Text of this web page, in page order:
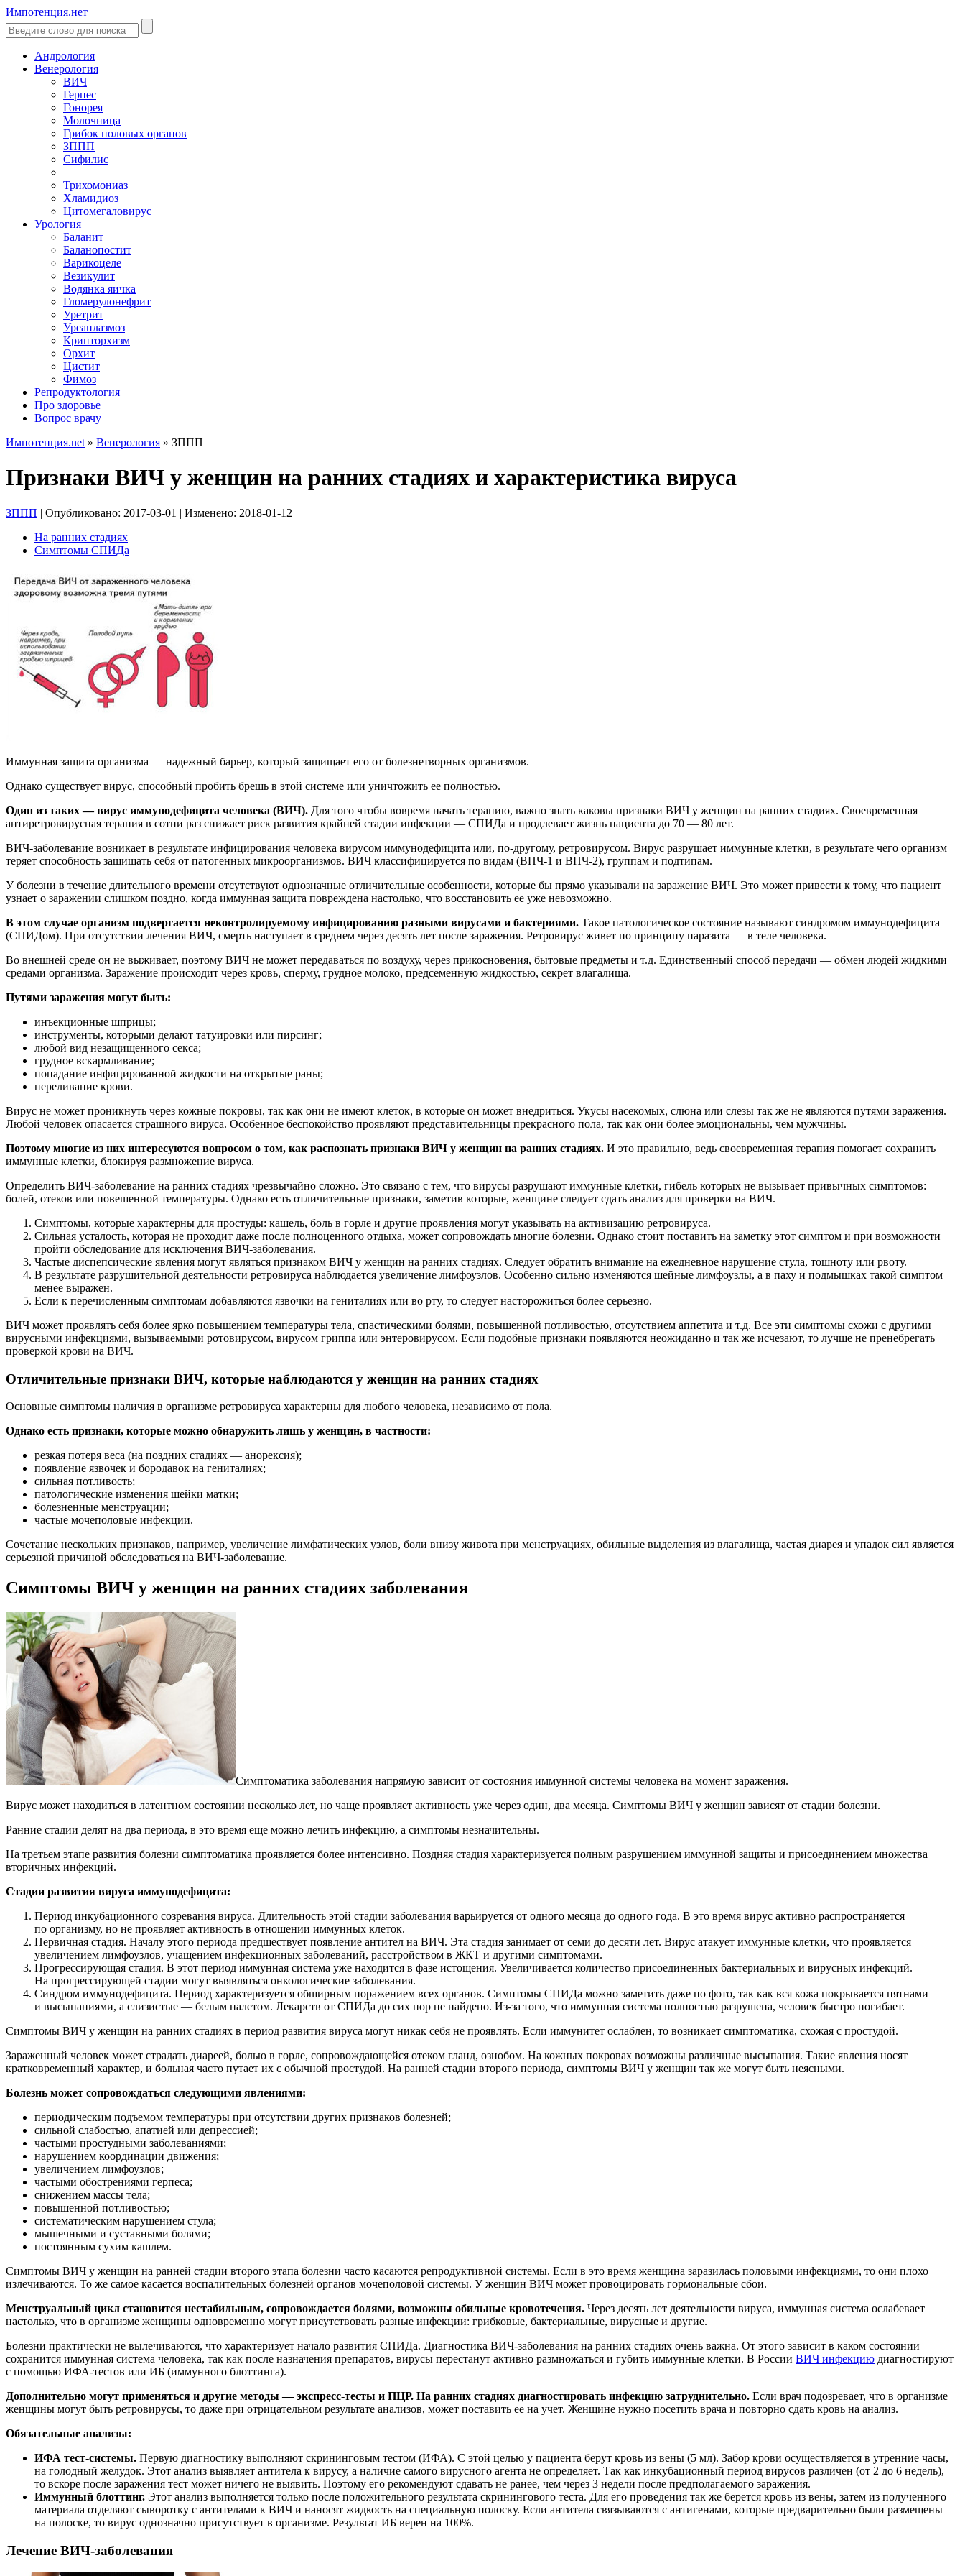
Импотенция.нет
Андрология
Венерология
ВИЧ
Герпес
Гонорея
Молочница
Грибок половых органов
ЗППП
Сифилис
Трихомониаз
Хламидиоз
Цитомегаловирус
Урология
Баланит
Баланопостит
Варикоцеле
Везикулит
Водянка яичка
Гломерулонефрит
Уретрит
Уреаплазмоз
Крипторхизм
Орхит
Цистит
Фимоз
Репродуктология
Про здоровье
Вопрос врачу
Импотенция.net » Венерология » ЗППП
Признаки ВИЧ у женщин на ранних стадиях и характеристика вируса
ЗППП | Опубликовано: 2017-03-01 | Изменено: 2018-01-12
На ранних стадиях
Симптомы СПИДа
Иммунная защита организма — надежный барьер, который защищает его от болезнетворных организмов.
Однако существует вирус, способный пробить брешь в этой системе или уничтожить ее полностью.
Один из таких — вирус иммунодефицита человека (ВИЧ). Для того чтобы вовремя начать терапию, важно знать каковы признаки ВИЧ у женщин на ранних стадиях. Своевременная
антиретровирусная терапия в сотни раз снижает риск развития крайней стадии инфекции — СПИДа и продлевает жизнь пациента до 70 — 80 лет.
ВИЧ-заболевание возникает в результате инфицирования человека вирусом иммунодефицита или, по-другому, ретровирусом. Вирус разрушает иммунные клетки, в результате чего организм
теряет способность защищать себя от патогенных микроорганизмов. ВИЧ классифицируется по видам (ВПЧ-1 и ВПЧ-2), группам и подтипам.
У болезни в течение длительного времени отсутствуют однозначные отличительные особенности, которые бы прямо указывали на заражение ВИЧ. Это может привести к тому, что пациент
узнает о заражении слишком поздно, когда иммунная защита повреждена настолько, что восстановить ее уже невозможно.
В этом случае организм подвергается неконтролируемому инфицированию разными вирусами и бактериями. Такое патологическое состояние называют синдромом иммунодефицита
(СПИДом). При отсутствии лечения ВИЧ, смерть наступает в среднем через десять лет после заражения. Ретровирус живет по принципу паразита — в теле человека.
Во внешней среде он не выживает, поэтому ВИЧ не может передаваться по воздуху, через прикосновения, бытовые предметы и т.д. Единственный способ передачи — обмен людей жидкими
средами организма. Заражение происходит через кровь, сперму, грудное молоко, предсеменную жидкостью, секрет влагалища.
Путями заражения могут быть:
инъекционные шприцы;
инструменты, которыми делают татуировки или пирсинг;
любой вид незащищенного секса;
грудное вскармливание;
попадание инфицированной жидкости на открытые раны;
переливание крови.
Вирус не может проникнуть через кожные покровы, так как они не имеют клеток, в которые он может внедриться. Укусы насекомых, слюна или слезы так же не являются путями заражения.
Любой человек опасается страшного вируса. Особенное беспокойство проявляют представительницы прекрасного пола, так как они более эмоциональны, чем мужчины.
Поэтому многие из них интересуются вопросом о том, как распознать признаки ВИЧ у женщин на ранних стадиях. И это правильно, ведь своевременная терапия помогает сохранить
иммунные клетки, блокируя размножение вируса.
Определить ВИЧ-заболевание на ранних стадиях чрезвычайно сложно. Это связано с тем, что вирусы разрушают иммунные клетки, гибель которых не вызывает привычных симптомов:
болей, отеков или повешенной температуры. Однако есть отличительные признаки, заметив которые, женщине следует сдать анализ для проверки на ВИЧ.
Симптомы, которые характерны для простуды: кашель, боль в горле и другие проявления могут указывать на активизацию ретровируса.
Сильная усталость, которая не проходит даже после полноценного отдыха, может сопровождать многие болезни. Однако стоит поставить на заметку этот симптом и при возможности
пройти обследование для исключения ВИЧ-заболевания.
Частые диспепсические явления могут являться признаком ВИЧ у женщин на ранних стадиях. Следует обратить внимание на ежедневное нарушение стула, тошноту или рвоту.
В результате разрушительной деятельности ретровируса наблюдается увеличение лимфоузлов. Особенно сильно изменяются шейные лимфоузлы, а в паху и подмышках такой симптом
менее выражен.
Если к перечисленным симптомам добавляются язвочки на гениталиях или во рту, то следует насторожиться более серьезно.
ВИЧ может проявлять себя более ярко повышением температуры тела, спастическими болями, повышенной потливостью, отсутствием аппетита и т.д. Все эти симптомы схожи с другими
вирусными инфекциями, вызываемыми ротовирусом, вирусом гриппа или энтеровирусом. Если подобные признаки появляются неожиданно и так же исчезают, то лучше не пренебрегать
проверкой крови на ВИЧ.
Отличительные признаки ВИЧ, которые наблюдаются у женщин на ранних стадиях
Основные симптомы наличия в организме ретровируса характерны для любого человека, независимо от пола.
Однако есть признаки, которые можно обнаружить лишь у женщин, в частности:
резкая потеря веса (на поздних стадиях — анорексия);
появление язвочек и бородавок на гениталиях;
сильная потливость;
патологические изменения шейки матки;
болезненные менструации;
частые мочеполовые инфекции.
Сочетание нескольких признаков, например, увеличение лимфатических узлов, боли внизу живота при менструациях, обильные выделения из влагалища, частая диарея и упадок сил является
серьезной причиной обследоваться на ВИЧ-заболевание.
Симптомы ВИЧ у женщин на ранних стадиях заболевания
Симптоматика заболевания напрямую зависит от состояния иммунной системы человека на момент заражения.
Вирус может находиться в латентном состоянии несколько лет, но чаще проявляет активность уже через один, два месяца. Симптомы ВИЧ у женщин зависят от стадии болезни.
Ранние стадии делят на два периода, в это время еще можно лечить инфекцию, а симптомы незначительны.
На третьем этапе развития болезни симптоматика проявляется более интенсивно. Поздняя стадия характеризуется полным разрушением иммунной защиты и присоединением множества
вторичных инфекций.
Стадии развития вируса иммунодефицита:
Период инкубационного созревания вируса. Длительность этой стадии заболевания варьируется от одного месяца до одного года. В это время вирус активно распространяется
по организму, но не проявляет активность в отношении иммунных клеток.
Первичная стадия. Началу этого периода предшествует появление антител на ВИЧ. Эта стадия занимает от семи до десяти лет. Вирус атакует иммунные клетки, что проявляется
увеличением лимфоузлов, учащением инфекционных заболеваний, расстройством в ЖКТ и другими симптомами.
Прогрессирующая стадия. В этот период иммунная система уже находится в фазе истощения. Увеличивается количество присоединенных бактериальных и вирусных инфекций.
На прогрессирующей стадии могут выявляться онкологические заболевания.
Синдром иммунодефицита. Период характеризуется обширным поражением всех органов. Симптомы СПИДа можно заметить даже по фото, так как вся кожа покрывается пятнами
и высыпаниями, а слизистые — белым налетом. Лекарств от СПИДа до сих пор не найдено. Из-за того, что иммунная система полностью разрушена, человек быстро погибает.
Симптомы ВИЧ у женщин на ранних стадиях в период развития вируса могут никак себя не проявлять. Если иммунитет ослаблен, то возникает симптоматика, схожая с простудой.
Зараженный человек может страдать диареей, болью в горле, сопровождающейся отеком гланд, ознобом. На кожных покровах возможны различные высыпания. Такие явления носят
кратковременный характер, и больная часто путает их с обычной простудой. На ранней стадии второго периода, симптомы ВИЧ у женщин так же могут быть неясными.
Болезнь может сопровождаться следующими явлениями:
периодическим подъемом температуры при отсутствии других признаков болезней;
сильной слабостью, апатией или депрессией;
частыми простудными заболеваниями;
нарушением координации движения;
увеличением лимфоузлов;
частыми обострениями герпеса;
снижением массы тела;
повышенной потливостью;
систематическим нарушением стула;
мышечными и суставными болями;
постоянным сухим кашлем.
Симптомы ВИЧ у женщин на ранней стадии второго этапа болезни часто касаются репродуктивной системы. Если в это время женщина заразилась половыми инфекциями, то они плохо
излечиваются. То же самое касается воспалительных болезней органов мочеполовой системы. У женщин ВИЧ может провоцировать гормональные сбои.
Менструальный цикл становится нестабильным, сопровождается болями, возможны обильные кровотечения. Через десять лет деятельности вируса, иммунная система ослабевает
настолько, что в организме женщины одновременно могут присутствовать разные инфекции: грибковые, бактериальные, вирусные и другие.
Болезни практически не вылечиваются, что характеризует начало развития СПИДа. Диагностика ВИЧ-заболевания на ранних стадиях очень важна. От этого зависит в каком состоянии
сохранится иммунная система человека, так как после назначения препаратов, вирусы перестанут активно размножаться и губить иммунные клетки. В России ВИЧ инфекцию диагностируют
с помощью ИФА-тестов или ИБ (иммунного блоттинга).
Дополнительно могут применяться и другие методы — экспресс-тесты и ПЦР. На ранних стадиях диагностировать инфекцию затруднительно. Если врач подозревает, что в организме
женщины могут быть ретровирусы, то даже при отрицательном результате анализов, может поставить ее на учет. Женщине нужно посетить врача и повторно сдать кровь на анализ.
Обязательные анализы:
ИФА тест-системы. Первую диагностику выполняют скрининговым тестом (ИФА). С этой целью у пациента берут кровь из вены (5 мл). Забор крови осуществляется в утренние часы,
на голодный желудок. Этот анализ выявляет антитела к вирусу, а наличие самого вирусного агента не определяет. Так как инкубационный период вирусов различен (от 2 до 6 недель),
то вскоре после заражения тест может ничего не выявить. Поэтому его рекомендуют сдавать не ранее, чем через 3 недели после предполагаемого заражения.
Иммунный блоттинг. Этот анализ выполняется только после положительного результата скринингового теста. Для его проведения так же берется кровь из вены, затем из полученного
материала отделяют сыворотку с антителами к ВИЧ и наносят жидкость на специальную полоску. Если антитела связываются с антигенами, которые предварительно были размещены
на полоске, то вирус однозначно присутствует в организме. Результат ИБ верен на 100%.
Лечение ВИЧ-заболевания